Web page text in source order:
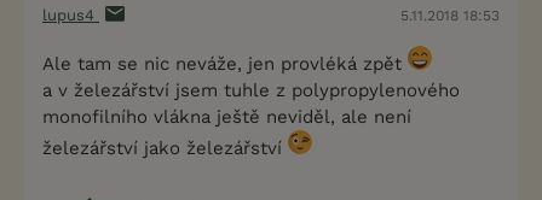
lupus4 5.11.2018 18:53
Ale tam se nic neváže, jen provléká zpět
a v železářství jsem tuhle z polypropylenového
monofilního vlákna ještě neviděl, ale není
železářství jako železářství